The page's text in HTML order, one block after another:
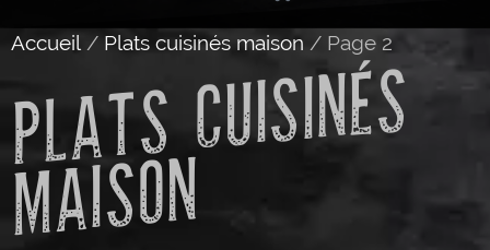
Accueil / Plats cuisinés maison / Page 2
P
L
A
T
S
C
UI
SI
N
É
S
M
AI
S
O
N